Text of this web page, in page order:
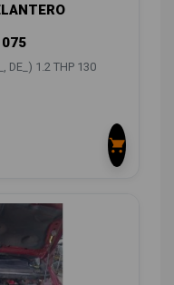
DE_) 1.2 THP 130